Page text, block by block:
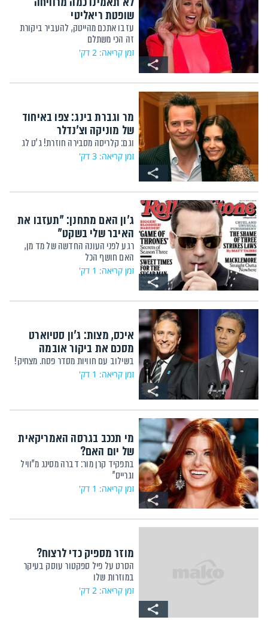
שופטת ריאליטי
עזבו אתכם מהייטק, להעביר ביקורת
זה הכי משתלם
זמן קריאה: 2 דק'
מר וגברת בינג: צפו באיחוד
של מוניקה וצ'נדלר
וגם: קלריסה מסבירה חוזרת! ג'ט לג
זמן קריאה: 3 דק'
ג'ון האם מתחנן: "תעזבו את
האיבר שלי בשקט"
רגע לפני העונה החדשה של מד מן,
האם חושף הכל
זמן קריאה: 1 דק'
איכס, מצות: ג'ון סטיוארט
מסכם את ביקור אובמה
בשילוב עם חוויות מסדר פסח. מצחיק!
זמן קריאה: 1 דק'
מי תככב בגרסה האמריקאית
של יום האם?
בתפקיד קרן מור: דברה מסינג מ"וויל
וגרייס"
זמן קריאה: 1 דק'
מוזר מספיק כדי לרצוח?
הסרט על פיל ספקטור עוסק בעיקר
במוזרות שלו
זמן קריאה: 2 דק'